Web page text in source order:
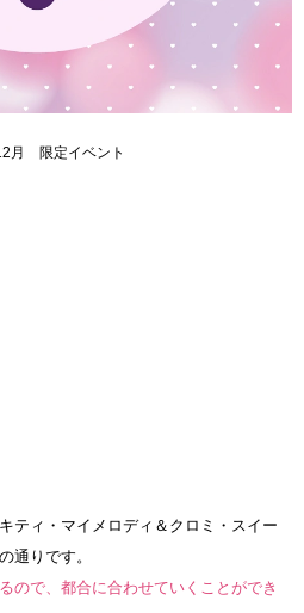
月 限定イベント
ティ・マイメロディ＆クロミ・スイー
通りです。
ので、都合に合わせていくことができ